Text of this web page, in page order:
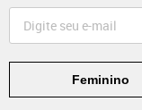
Feminino